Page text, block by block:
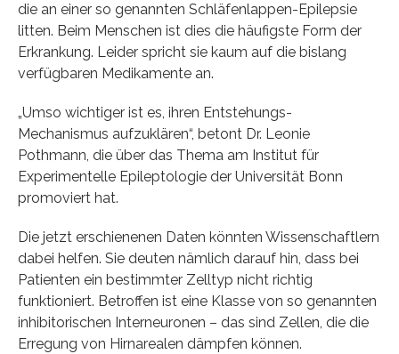
die an einer so genannten Schläfenlappen-Epilepsie
litten. Beim Menschen ist dies die häufigste Form der
Erkrankung. Leider spricht sie kaum auf die bislang
verfügbaren Medikamente an.
„Umso wichtiger ist es, ihren Entstehungs-
Mechanismus aufzuklären“, betont Dr. Leonie
Pothmann, die über das Thema am Institut für
Experimentelle Epileptologie der Universität Bonn
promoviert hat.
Die jetzt erschienenen Daten könnten Wissenschaftlern
dabei helfen. Sie deuten nämlich darauf hin, dass bei
Patienten ein bestimmter Zelltyp nicht richtig
funktioniert. Betroffen ist eine Klasse von so genannten
inhibitorischen Interneuronen – das sind Zellen, die die
Erregung von Hirnarealen dämpfen können.